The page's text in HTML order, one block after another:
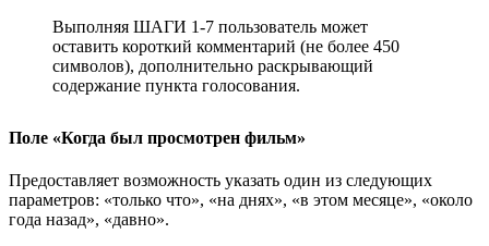
Выполняя ШАГИ 1-7 пользователь может
оставить короткий комментарий (не более 450
символов), дополнительно раскрывающий
содержание пункта голосования.
Поле «Когда был просмотрен фильм»
Предоставляет возможность указать один из следующих
параметров: «только что», «на днях», «в этом месяце», «около
года назад», «давно».